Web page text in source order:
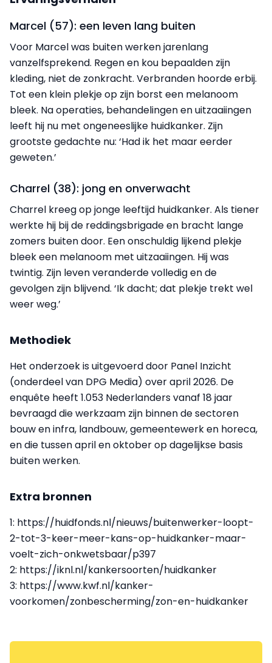
Marcel (57): een leven lang buiten
Voor Marcel was buiten werken jarenlang
vanzelfsprekend. Regen en kou bepaalden zijn
kleding, niet de zonkracht. Verbranden hoorde erbij.
Tot een klein plekje op zijn borst een melanoom
bleek. Na operaties, behandelingen en uitzaaiingen
leeft hij nu met ongeneeslijke huidkanker. Zijn
grootste gedachte nu: ‘Had ik het maar eerder
geweten.’
Charrel (38): jong en onverwacht
Charrel kreeg op jonge leeftijd huidkanker. Als tiener
werkte hij bij de reddingsbrigade en bracht lange
zomers buiten door. Een onschuldig lijkend plekje
bleek een melanoom met uitzaaiingen. Hij was
twintig. Zijn leven veranderde volledig en de
gevolgen zijn blijvend. ‘Ik dacht; dat plekje trekt wel
weer weg.’
Methodiek
Het onderzoek is uitgevoerd door Panel Inzicht
(onderdeel van DPG Media) over april 2026. De
enquête heeft 1.053 Nederlanders vanaf 18 jaar
bevraagd die werkzaam zijn binnen de sectoren
bouw en infra, landbouw, gemeentewerk en horeca,
en die tussen april en oktober op dagelijkse basis
buiten werken.
Extra bronnen
1: https://huidfonds.nl/nieuws/buitenwerker-loopt-
2-tot-3-keer-meer-kans-op-huidkanker-maar-
voelt-zich-onkwetsbaar/p397
2: https://iknl.nl/kankersoorten/huidkanker
3: https://www.kwf.nl/kanker-
voorkomen/zonbescherming/zon-en-huidkanker